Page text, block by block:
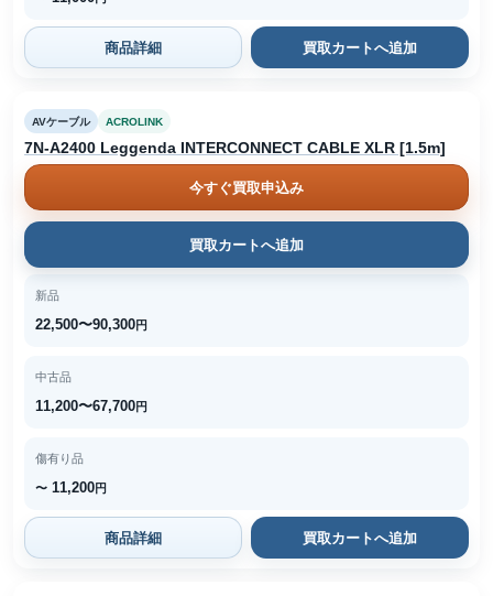
商品詳細 買取カートへ追加
AVケーブル ACROLINK
7N-A2400 Leggenda INTERCONNECT CABLE XLR [1.5m]
今すぐ買取申込み
買取カートへ追加
新品
22,500〜90,300円
中古品
11,200〜67,700円
傷有り品
〜 11,200円
商品詳細 買取カートへ追加